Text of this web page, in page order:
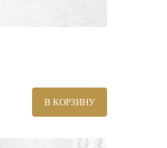
В КОРЗИНУ